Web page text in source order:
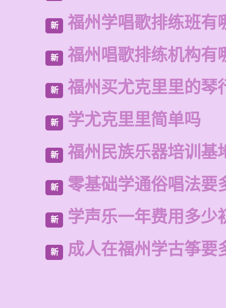
新 福州学唱歌排练班有
新 福州唱歌排练机构有
新 福州买尤克里里的琴
新 学尤克里里简单吗
新 福州民族乐器培训基
新 零基础学通俗唱法要
新 学声乐一年费用多少
新 成人在福州学古筝要